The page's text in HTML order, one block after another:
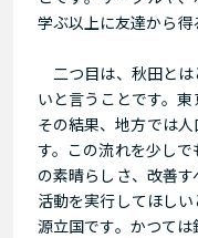
学ぶ以上に友達から得
二つ目は、秋田とは
いと言うことです。東
その結果、地方では
す。この流れを少し
の素晴らしさ、改善
活動を実行してほし
源立国です。かつて